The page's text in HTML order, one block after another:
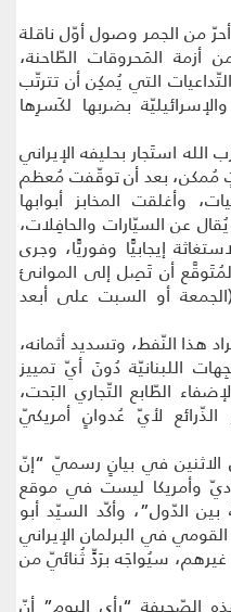
من الجمر وصول أوّل ناقلة
أزمة المَحروقات الطّاحنة،
التي يُمكِن أن تترتّب
بضربها لكَسرِها
استَجار بحليفه الإيراني
مُمكن، بعد أن توقّفت مُعظم
وأغلقت المخابز أبوابها
عن السيّارات والحافِلات،
إيجابيًّا وفوريًّا، وجرى
أن تَصِل إلى الموانئ
أو السبت على أبعد
هذا النّفط، وتسديد أثمانه،
اللبنانيّة دُونَ أيّ تمييز
الطّابع التّجاري البَحت،
لأيّ عُدوانٍ أمريكيّ
الاثنين في بيانٍ رسميّ “إنّ
وأمريكا ليست في موقع
الدّول”، وأكّد السيّد أبو
في البرلمان الإيراني
سيُواجَه برَدٍّ ثُنائيّ من
الصّحيفة “رأي اليوم” أنّ